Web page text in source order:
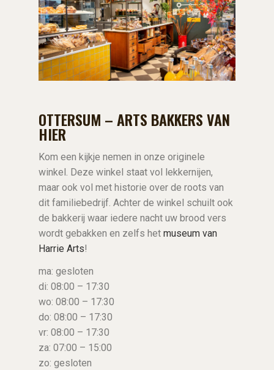
OTTERSUM – ARTS BAKKERS VAN
HIER
Kom een kijkje nemen in onze originele
winkel. Deze winkel staat vol lekkernijen,
maar ook vol met historie over de roots van
dit familiebedrijf. Achter de winkel schuilt ook
de bakkerij waar iedere nacht uw brood vers
wordt gebakken en zelfs hetmuseum van
Harrie Arts!
ma: gesloten
di: 08:00 – 17:30
wo: 08:00 – 17:30
do: 08:00 – 17:30
vr: 08:00 – 17:30
za: 07:00 – 15:00
zo: gesloten